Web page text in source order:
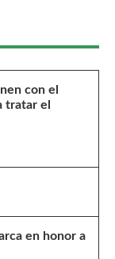
con el
tratar el
en honor a